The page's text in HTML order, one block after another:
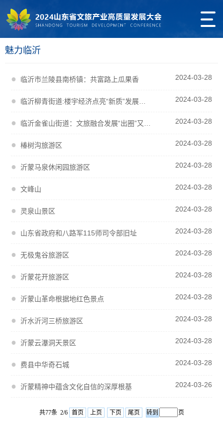
魅力临沂
● 临沂市兰陵县南桥镇：共富路上瓜果香 2024-03-28
● 临沂柳青街道:楼宇经济点亮“新质”发展引擎 2024-03-28
● 临沂金雀山街道：文旅融合发展“出圈”又出彩 2024-03-28
● 椿树沟旅游区 2024-03-28
● 沂蒙马泉休闲园旅游区 2024-03-28
● 文峰山 2024-03-28
● 灵泉山景区 2024-03-28
● 山东省政府和八路军115师司令部旧址 2024-03-28
● 无极鬼谷旅游区 2024-03-28
● 沂蒙花开旅游区 2024-03-28
● 沂蒙山革命根据地红色景点 2024-03-28
● 沂水沂河三桥旅游区 2024-03-28
● 沂蒙云瀑洞天景区 2024-03-28
● 费县中华奇石城 2024-03-28
● 沂蒙精神中蕴含文化自信的深厚根基 2024-03-26
共77条 2/6 首页 上页 下页 尾页 页